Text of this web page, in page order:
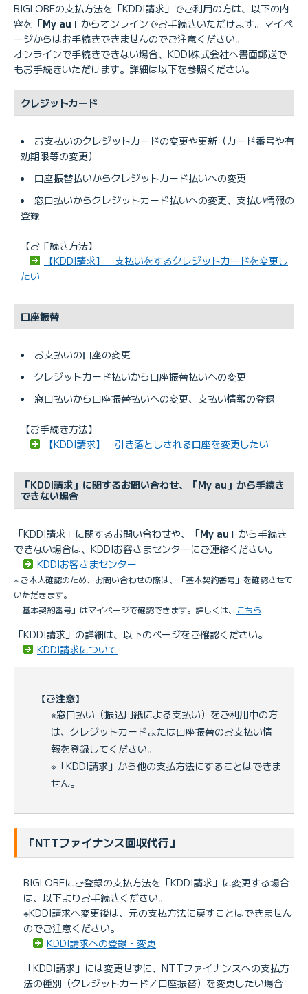
BIGLOBEの支払方法を「KDDI請求」でご利用の方は、以下の内
容を「My au 」からオンラインでお手続きいただけます。マイペ
ージからはお手続きできませんのでご注意ください。
オンラインで手続きできない場合、KDDI株式会社へ書面郵送で
もお手続きいただけます。詳細は以下を参照ください。
クレジットカード
お支払いのクレジットカードの変更や更新（カード番号や有
効期限等の変更）
口座振替払いからクレジットカード払いへの変更
窓口払いからクレジットカード払いへの変更、支払い情報の
登録
【お手続き方法】
【KDDI請求】 支払いをするクレジットカードを変更し
たい
口座振替
お支払いの口座の変更
クレジットカード払いから口座振替払いへの変更
窓口払いから口座振替払いへの変更、支払い情報の登録
【お手続き方法】
【KDDI請求】 引き落としされる口座を変更したい
「KDDI請求」に関するお問い合わせ、「My au」から手続き
できない場合
「KDDI請求」に関するお問い合わせや、「My au 」から手続き
できない場合は、KDDIお客さまセンターにご連絡ください。
KDDIお客さまセンター
※ ご本人確認のため、お問い合わせの際は、「基本契約番号」を確認させて
いただきます。
「基本契約番号」はマイページで確認できます。詳しくは、
こちら
「KDDI請求」の詳細は、以下のページをご確認ください。
KDDI請求について
【ご注意】
※窓口払い（振込用紙による支払い）をご利用中の方
は、クレジットカードまたは口座振替のお支払い情
報を登録してください。
※「KDDI請求」から他の支払方法にすることはできま
せん。
「NTTファイナンス回収代行」
BIGLOBEにご登録の支払方法を「KDDI請求」に変更する場合
は、以下よりお手続きください。
※KDDI請求へ変更後は、元の支払方法に戻すことはできません
のでご注意ください。
KDDI請求への登録・変更
「KDDI請求」には変更せずに、NTTファイナンスへの支払方
法の種別（クレジットカード／口座振替）を変更したい場合